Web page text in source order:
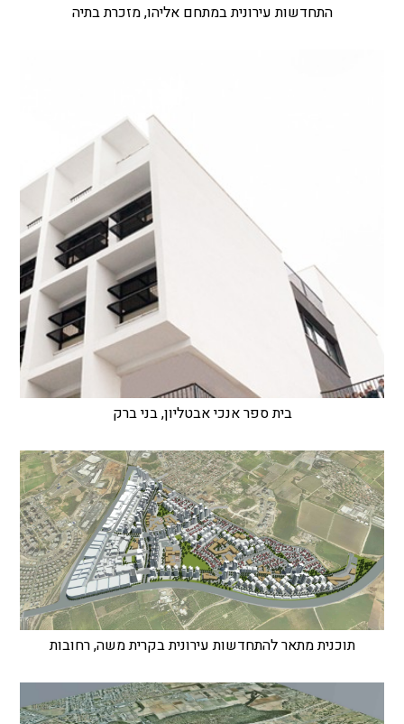
התחדשות עירונית במתחם אליהו, מזכרת בתיה
בית ספר אנכי אבטליון, בני ברק
תוכנית מתאר להתחדשות עירונית בקרית משה, רחובות